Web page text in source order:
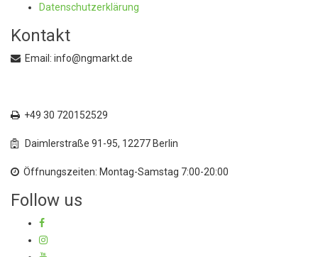
Datenschutzerklärung
Kontakt
Email: info@ngmarkt.de
+49 30 720152529
Daimlerstraße 91-95, 12277 Berlin
Öffnungszeiten: Montag-Samstag 7:00-20:00
Follow us